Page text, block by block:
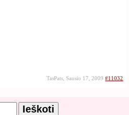
TasPats, Sausio 17, 2009#11032